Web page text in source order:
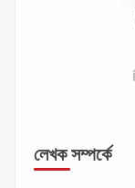
লেখক সম্পর্কে